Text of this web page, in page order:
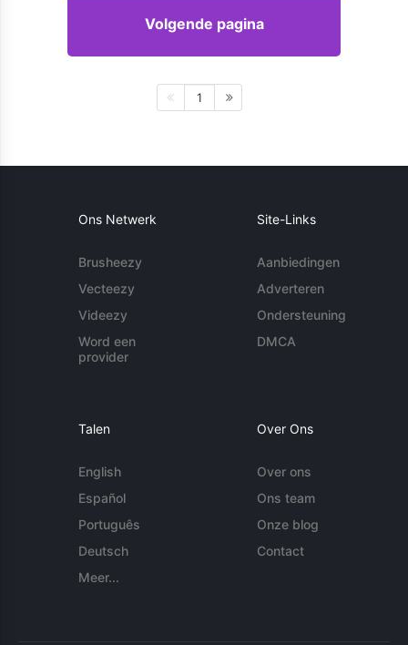
Volgende pagina
1
Ons Netwerk
Brusheezy
Vecteezy
Videezy
Word een
provider
Site-Links
Aanbiedingen
Adverteren
Ondersteuning
DMCA
Talen
English
Español
Português
Deutsch
Meer...
Over Ons
Over ons
Ons team
Onze blog
Contact